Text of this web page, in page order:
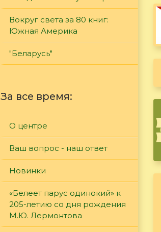
Вокруг света за 80 книг:
Южная Америка
"Беларусь"
За все время:
О центре
Ваш вопрос - наш ответ
Новинки
«Белеет парус одинокий» к
205-летию со дня рождения
М.Ю. Лермонтова